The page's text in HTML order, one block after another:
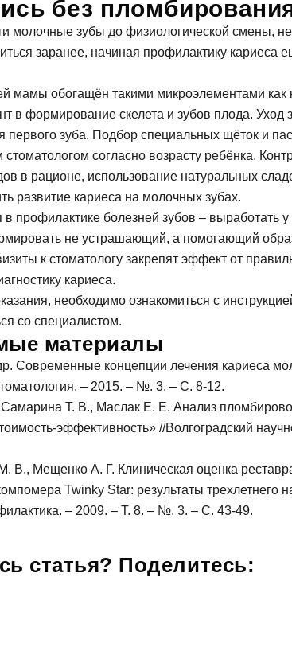
без
молочные зубы до физиологической смены,
заранее, начиная профилактику кариеса
мамы обогащён такими микроэлементами
в формирование скелета и зубов плода. Уход
первого зуба. Подбор специальных щёток и
стоматологом согласно возрасту ребёнка.
в рационе, использование натуральных
развитие кариеса на молочных зубах.
профилактике болезней зубов – выработать у
не устрашающий, а помогающий
к стоматологу закрепят эффект от
кариеса.
необходимо ознакомиться с
со специалистом.
материалы
Современные концепции лечения кариеса
– 2015. – №. 3. – С. 8-12.
Т. В., Маслак Е. Е. Анализ
эффективность» //Волгоградский
В., Мещенко А. Г. Клиническая оценка
Twinky Star: результаты трехлетнего
– 2009. – Т. 8. – №. 3. – С. 43-49.
статья? Поделитесь:
Запись
Телефон
Задать
ФИО
E-mail
Мы